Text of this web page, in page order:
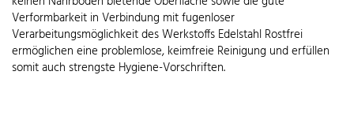
Verformbarkeit in Verbindung mit fugenloser
Verarbeitungsmöglichkeit des Werkstoffs Edelstahl Rostfrei
ermöglichen eine problemlose, keimfreie Reinigung und erfüllen
somit auch strengste Hygiene-Vorschriften.